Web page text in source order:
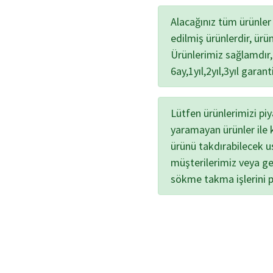
Alacağınız tüm
edilmiş ürünlerdir,
Ürünlerimiz
6ay,1yıl,2yıl,3yıl
Lütfen ürünlerimizi
yaramayan ürünler ile
ürünü takdırabilecek
müşterilerimiz veya
sökme takma işlerini